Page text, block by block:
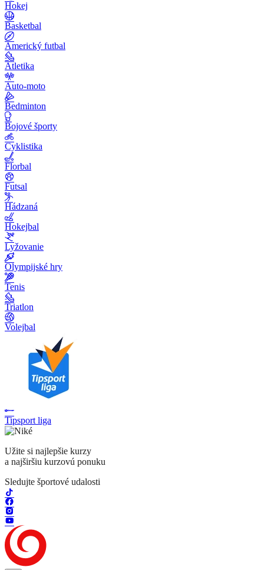
Hokej
Basketbal
Americký futbal
Atletika
Auto-moto
Bedminton
Bojové športy
Cyklistika
Florbal
Futsal
Hádzaná
Hokejbal
Lyžovanie
Olympijské hry
Tenis
Triatlon
Volejbal
Tipsport liga
Užite si najlepšie kurzy
a najširšiu kurzovú ponuku
Sledujte športové udalosti